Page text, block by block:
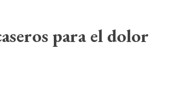
para el dolor